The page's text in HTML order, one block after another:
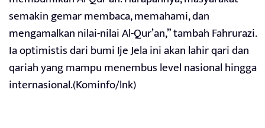
semakin gemar membaca, memahami, dan
mengamalkan nilai-nilai Al-Qur’an,” tambah Fahrurazi.
Ia optimistis dari bumi Ije Jela ini akan lahir qari dan
qariah yang mampu menembus level nasional hingga
internasional.(Kominfo/lnk)